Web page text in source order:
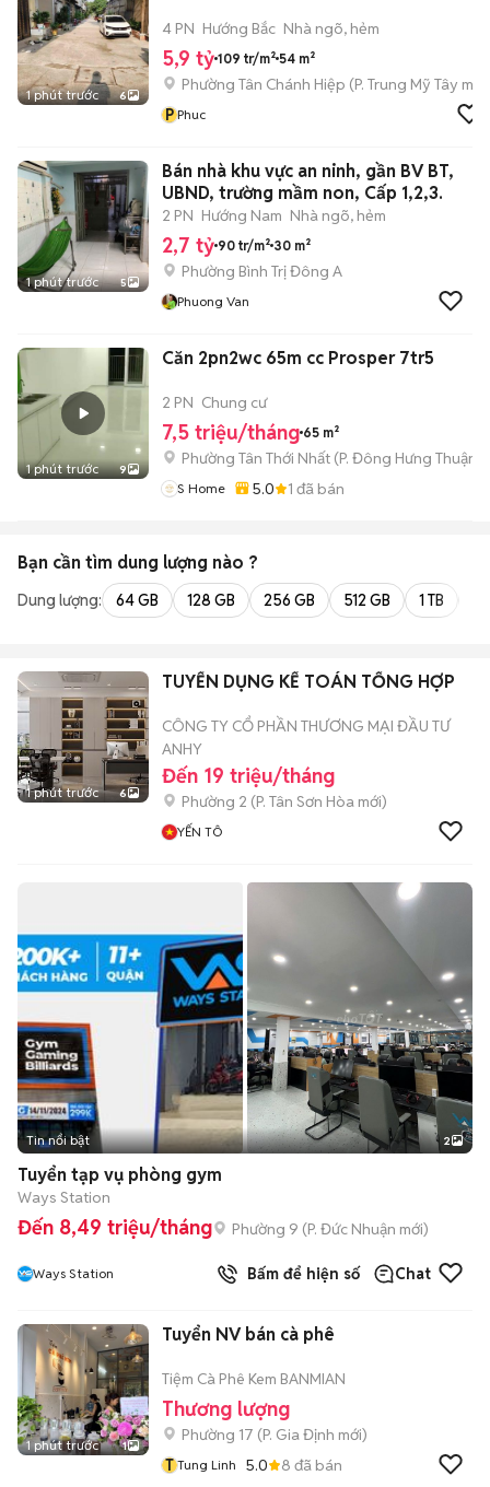
1 phút trước 6
4 PN Hướng Bắc Nhà ngõ, hẻm
5,9 tỷ 109 tr/m² 54 m²
Phường Tân Chánh Hiệp (P. Trung Mỹ Tây mới)
P Phuc
1 phút trước 5
Bán nhà khu vực an ninh, gần BV BT,
UBND, trường mầm non, Cấp 1,2,3.
2 PN Hướng Nam Nhà ngõ, hẻm
2,7 tỷ 90 tr/m² 30 m²
Phường Bình Trị Đông A
Phuong Van
1 phút trước 9
Căn 2pn2wc 65m cc Prosper 7tr5
2 PN Chung cư
7,5 triệu/tháng 65 m²
Phường Tân Thới Nhất (P. Đông Hưng Thuận
S Home 5.0 1 đã bán
Bạn cần tìm dung lượng nào ?
Dung lượng: 64 GB 128 GB 256 GB 512 GB 1 TB
1 phút trước 6
TUYỂN DỤNG KẾ TOÁN TỔNG HỢP
CÔNG TY CỔ PHẦN THƯƠNG MẠI ĐẦU TƯ
ANHY
Đến 19 triệu/tháng
Phường 2 (P. Tân Sơn Hòa mới)
YẾN TÔ
Tin nổi bật 2
Tuyển tạp vụ phòng gym
Ways Station
Đến 8,49 triệu/tháng Phường 9 (P. Đức Nhuận mới)
Ways Station Bấm để hiện số Chat
1 phút trước 1
Tuyển NV bán cà phê
Tiệm Cà Phê Kem BANMIAN
Thương lượng
Phường 17 (P. Gia Định mới)
T Tung Linh 5.0 8 đã bán